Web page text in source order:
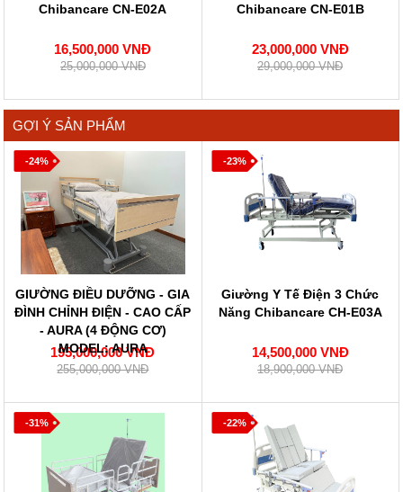
Chibancare CN-E02A
16,500,000 VNĐ
25,000,000 VNĐ
Chibancare CN-E01B
23,000,000 VNĐ
29,000,000 VNĐ
GỢI Ý SẢN PHẨM
-24%
GIƯỜNG ĐIỀU DƯỠNG - GIA
ĐÌNH CHỈNH ĐIỆN - CAO CẤP
- AURA (4 ĐỘNG CƠ)
MODEL: AURA
195,000,000 VNĐ
255,000,000 VNĐ
-23%
Giường Y Tế Điện 3 Chức
Năng Chibancare CH-E03A
14,500,000 VNĐ
18,900,000 VNĐ
-31% -22%